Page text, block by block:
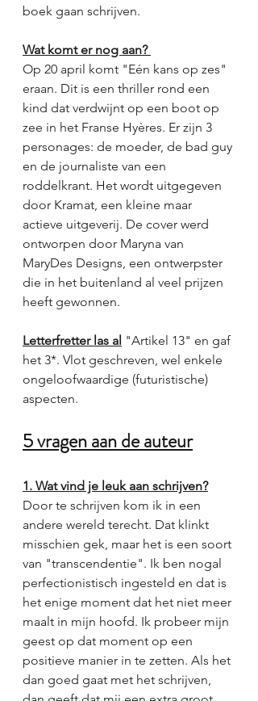
boek gaan schrijven.
Wat komt er nog aan?
Op 20 april komt "Eén kans op zes"
eraan. Dit is een thriller rond een
kind dat verdwijnt op een boot op
zee in het Franse Hyères. Er zijn 3
personages: de moeder, de bad guy
en de journaliste van een
roddelkrant. Het wordt uitgegeven
door Kramat, een kleine maar
actieve uitgeverij. De cover werd
ontworpen door Maryna van
MaryDes Designs, een ontwerpster
die in het buitenland al veel prijzen
heeft gewonnen.
Letterfretter las al "Artikel 13" en gaf
het 3*. Vlot geschreven, wel enkele
ongeloofwaardige (futuristische)
aspecten.
5 vragen aan de auteur
1. Wat vind je leuk aan schrijven?
Door te schrijven kom ik in een
andere wereld terecht. Dat klinkt
misschien gek, maar het is een soort
van "transcendentie". Ik ben nogal
perfectionistisch ingesteld en dat is
het enige moment dat het niet meer
maalt in mijn hoofd. Ik probeer mijn
geest op dat moment op een
positieve manier in te zetten. Als het
dan goed gaat met het schrijven,